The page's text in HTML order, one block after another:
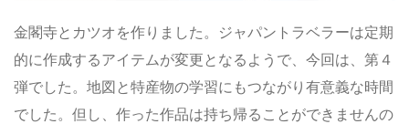
金閣寺とカツオを作りました。ジャパントラベラーは定期
的に作成するアイテムが変更となるようで、今回は、第４
弾でした。地図と特産物の学習にもつながり有意義な時間
でした。但し、作った作品は持ち帰ることができませんの